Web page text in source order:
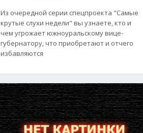
Из очередной серии спецпроекта "Самые
крутые слухи недели" вы узнаете, кто и
чем угрожает южноуральскому вице-
губернатору, что приобретают и отчего
избавляются